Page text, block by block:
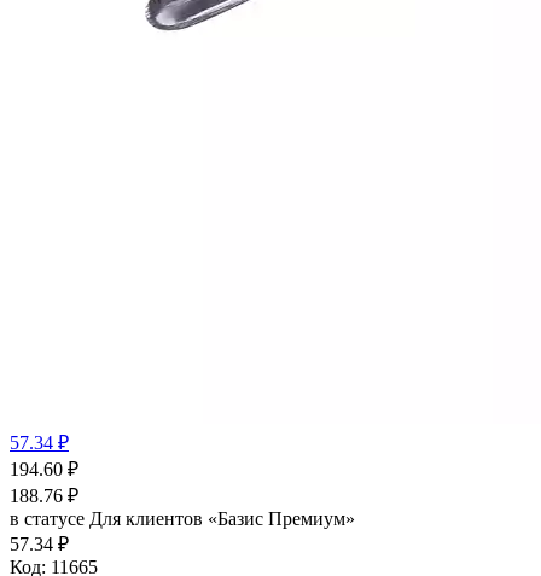
57.34 ₽
194.60 ₽
188.76 ₽
в статусе Для клиентов «Базис Премиум»
57.34 ₽
Код: 11665